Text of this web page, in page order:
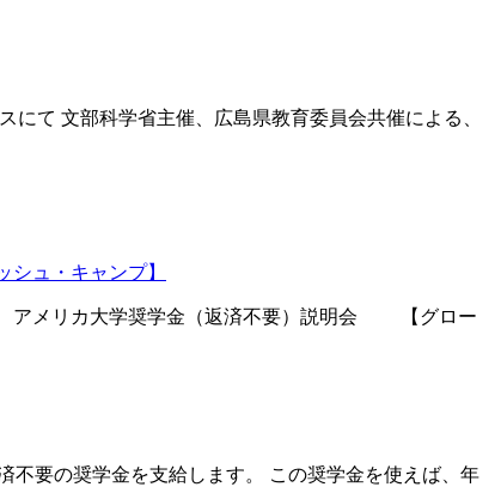
て 文部科学省主催、広島県教育委員会共催による、
ュ・キャンプ】
アメリカ大学奨学金（返済不要）説明会 【グロー
要の奨学金を支給します。 この奨学金を使えば、年